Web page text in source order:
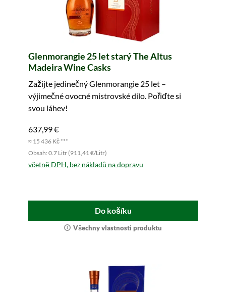
Glenmorangie 25 let starý The Altus
Madeira Wine Casks
Zažijte jedinečný Glenmorangie 25 let –
výjimečné ovocné mistrovské dílo. Pořiďte si
svou láhev!
637,99 €
≈ 15 436 Kč ***
Obsah: 0.7 Litr (911,41 €/Litr)
včetně DPH, bez nákladů na dopravu
Do košíku
Všechny vlastnosti produktu